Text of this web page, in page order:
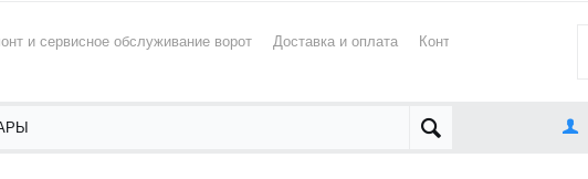
и сервисное обслуживание ворот Доставка и оплата Контакты